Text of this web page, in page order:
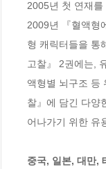
2005년 첫 연재
2009년 『혈액형
형 캐릭터들을 통
고찰』 2권에는,
액형별 뇌구조 등
찰』에 담긴 다양
어나가기 위한 유
중국, 일본, 대만,